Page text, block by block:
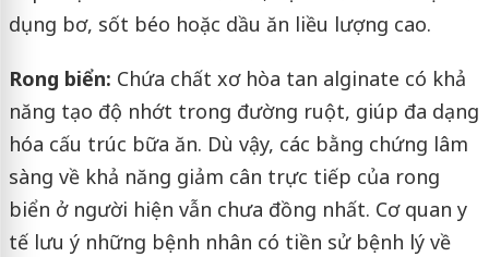
dụng bơ, sốt béo hoặc dầu ăn liều lượng cao.
Rong biển: Chứa chất xơ hòa tan alginate có khả
năng tạo độ nhớt trong đường ruột, giúp đa dạng
hóa cấu trúc bữa ăn. Dù vậy, các bằng chứng lâm
sàng về khả năng giảm cân trực tiếp của rong
biển ở người hiện vẫn chưa đồng nhất. Cơ quan y
tế lưu ý những bệnh nhân có tiền sử bệnh lý về